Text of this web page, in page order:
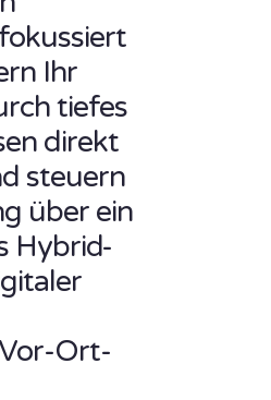
Ihr
tiefes
direkt
steuern
über ein
Hybrid-
Ort-